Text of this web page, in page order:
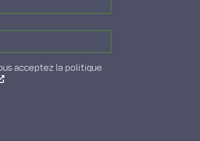
acceptez la politique